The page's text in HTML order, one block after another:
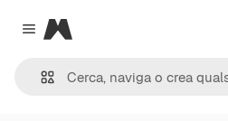
Close menu
Magnific